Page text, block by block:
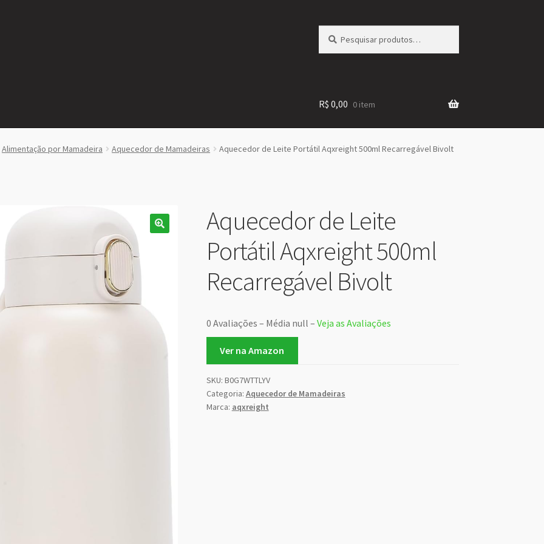
por:
R$ 0,00 0 item
Alimentação por Mamadeira Aquecedor de Mamadeiras Aquecedor de Leite Portátil Aqxreight 500ml Recarregável Bivolt
Aquecedor de Leite
Portátil Aqxreight 500ml
Recarregável Bivolt
0 Avaliações – Média null – Veja as Avaliações
Ver na Amazon
SKU: B0G7WTTLYV
Categoria: Aquecedor de Mamadeiras
Marca: aqxreight